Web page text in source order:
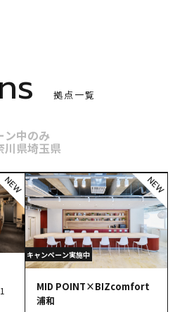
拠点一覧
ン中のみ
川県埼玉県
NEW NEW
MID POINT×BIZcomfort
浦和